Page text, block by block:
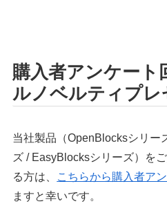
購入者アンケート
ルノベルティプレ
当社製品（OpenBlocksシリー
ズ / EasyBlocksシリーズ）を
る方は、
こちらから購入者ア
ますと幸いです。